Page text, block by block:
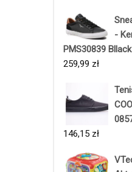
-
PMS30839
259,99 zł
146,15 zł